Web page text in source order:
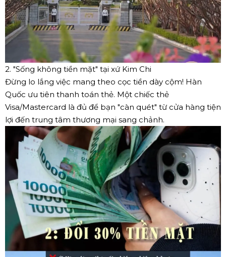
2. "Sống không tiền mặt" tại xứ Kim Chi
Đừng lo lắng việc mang theo cọc tiền dày cộm! Hàn
Quốc ưu tiên thanh toán thẻ. Một chiếc thẻ
Visa/Mastercard là đủ để bạn "càn quét" từ cửa hàng tiện
lợi đến trung tâm thương mại sang chảnh.